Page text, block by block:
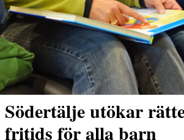
Södertälje utökar
fritids för alla barn